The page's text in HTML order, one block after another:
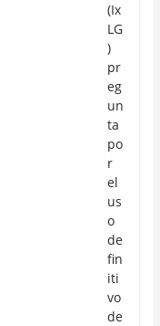
(Ix
LG
)
pr
eg
un
ta
po
r
el
us
o
de
fin
iti
vo
de